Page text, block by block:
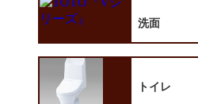
洗面
トイレ